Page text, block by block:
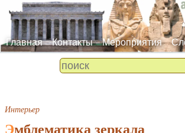
Главная Контакты Мероприятия
Интерьер
Эмблематика зеркала